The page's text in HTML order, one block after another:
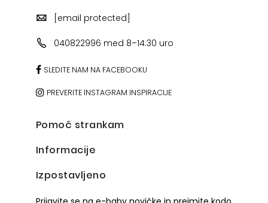
[email protected]
040822996 med 8–14.30 uro
SLEDITE NAM NA FACEBOOKU
PREVERITE INSTAGRAM INSPIRACIJE
Pomoč strankam
Informacije
Izpostavljeno